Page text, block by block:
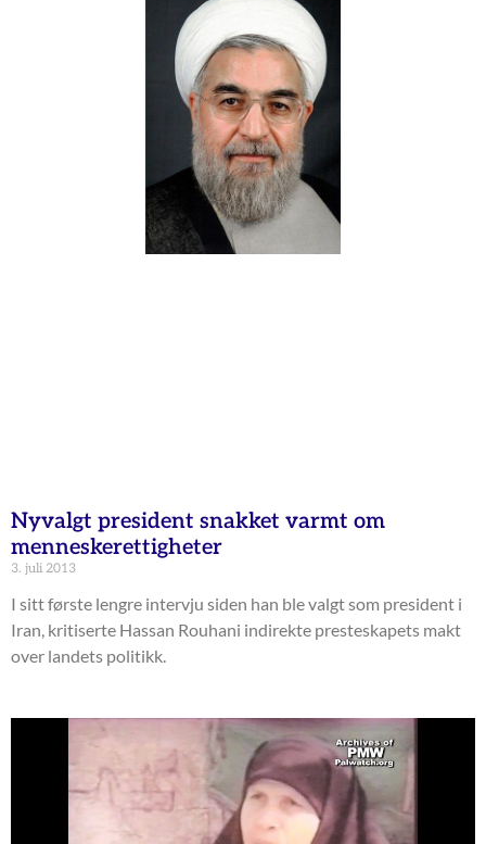
Nyvalgt president snakket varmt om
menneskerettigheter
3. juli 2013
I sitt første lengre intervju siden han ble valgt som president i
Iran, kritiserte Hassan Rouhani indirekte presteskapets makt
over landets politikk.